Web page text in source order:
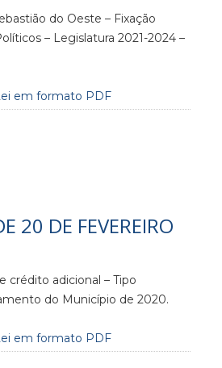
do Oeste – Fixação
– Legislatura 2021-2024 –
em formato PDF
20 DE FEVEREIRO
crédito adicional – Tipo
do Município de 2020.
em formato PDF